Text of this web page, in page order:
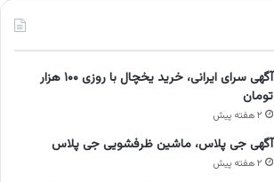
آگهی سرای ایرانی، خرید یخچال با روزی ۱۰۰ هزار
تومان
۲ هفته پیش
آگهی جی پلاس، ماشین ظرفشویی جی پلاس
۲ هفته پیش